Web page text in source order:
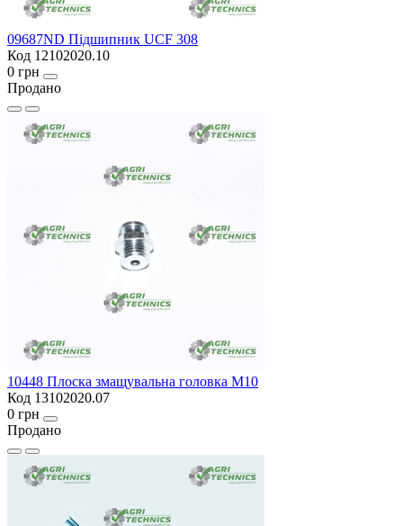
09687ND Підшипник UCF 308
Код 12102020.10
0 грн
Продано
10448 Плоска змащувальна головка M10
Код 13102020.07
0 грн
Продано